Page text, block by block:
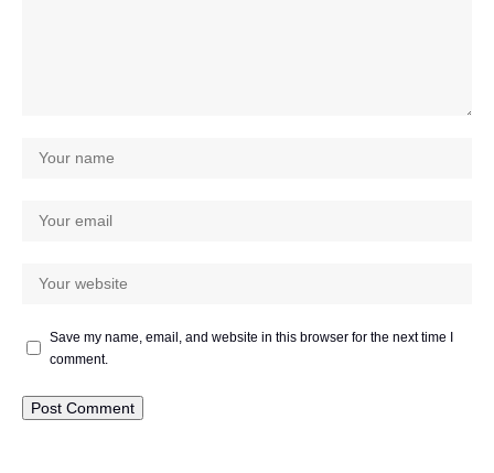
Save my name, email, and website in this browser for the next time I
comment.